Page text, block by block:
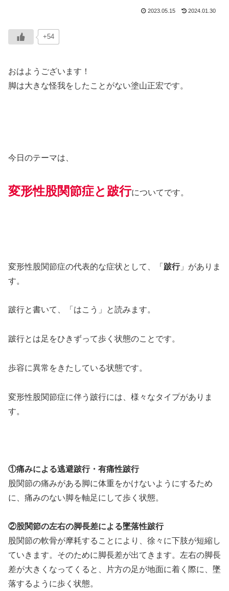
2023.05.15 2024.01.30
+54
おはようございます！
脚は大きな怪我をしたことがない塗山正宏です。
今日のテーマは、
変形性股関節症と跛行についてです。
変形性股関節症の代表的な症状として、「 跛行」がありま
す。
跛行と書いて、「はこう」と読みます。
跛行とは足をひきずって歩く状態のことです。
歩容に異常をきたしている状態です。
変形性股関節症に伴う跛行には、様々なタイプがありま
す。
①痛みによる逃避跛行・有痛性跛行
股関節の痛みがある脚に体重をかけないようにするため
に、痛みのない脚を軸足にして歩く状態。
②股関節の左右の脚長差による墜落性跛行
股関節の軟骨が摩耗することにより、徐々に下肢が短縮し
ていきます。そのために脚長差が出てきます。左右の脚長
差が大きくなってくると、片方の足が地面に着く際に、墜
落するように歩く状態。